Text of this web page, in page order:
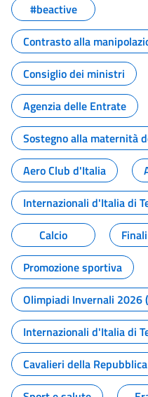
#beactive
Contrasto alla
Consiglio dei ministri
Agenzia delle Entrate
Sostegno alla maternità
Aero Club d'Italia
Internazionali d'Italia di
Calcio
Promozione sportiva
Olimpiadi Invernali 2026
Internazionali d'Italia di
Cavalieri della Repubblica